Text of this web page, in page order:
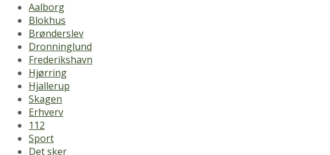
Aalborg
Blokhus
Brønderslev
Dronninglund
Frederikshavn
Hjørring
Hjallerup
Skagen
Erhverv
112
Sport
Det sker